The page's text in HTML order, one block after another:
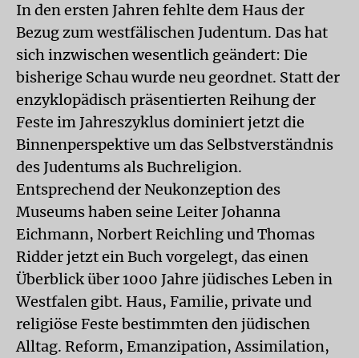
In den ersten Jahren fehlte dem Haus der
Bezug zum westfälischen Judentum. Das hat
sich inzwischen wesentlich geändert: Die
bisherige Schau wurde neu geordnet. Statt der
enzyklopädisch präsentierten Reihung der
Feste im Jahreszyklus dominiert jetzt die
Binnenperspektive um das Selbstverständnis
des Judentums als Buchreligion.
Entsprechend der Neukonzeption des
Museums haben seine Leiter Johanna
Eichmann, Norbert Reichling und Thomas
Ridder jetzt ein Buch vorgelegt, das einen
Überblick über 1000 Jahre jüdisches Leben in
Westfalen gibt. Haus, Familie, private und
religiöse Feste bestimmten den jüdischen
Alltag. Reform, Emanzipation, Assimilation,